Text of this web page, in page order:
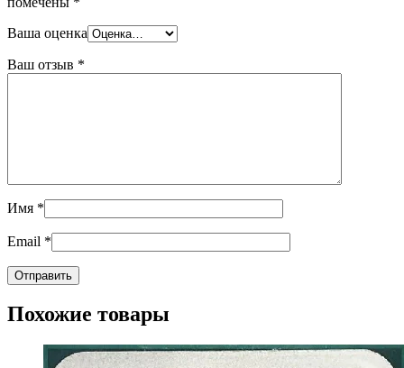
Ваша оценка
Ваш отзыв *
Имя *
Email *
Похожие товары